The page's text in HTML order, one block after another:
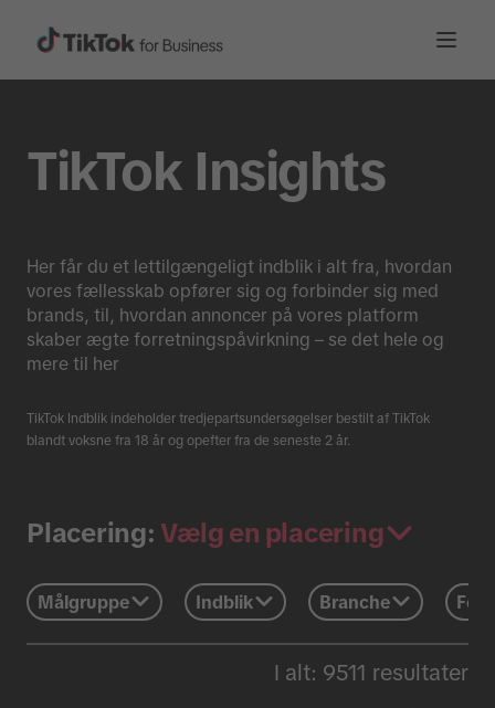
TikTok Insights
Her får du et lettilgængeligt indblik i alt fra, hvordan
vores fællesskab opfører sig og forbinder sig med
brands, til, hvordan annoncer på vores platform
skaber ægte forretningspåvirkning – se det hele og
mere til her
TikTok Indblik indeholder tredjepartsundersøgelser bestilt af TikTok
blandt voksne fra 18 år og opefter fra de seneste 2 år.
Placering: Vælg en placering
Målgruppe Indblik Branche
I alt: 9511 resultater